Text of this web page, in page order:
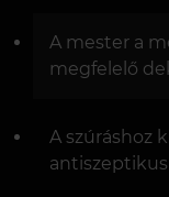
A mester a
megfelelő
A szúráshoz